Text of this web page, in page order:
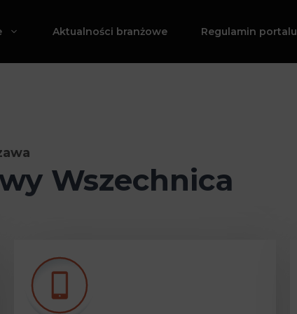
Aktualności branżowe Regulamin portalu
Wszechnica